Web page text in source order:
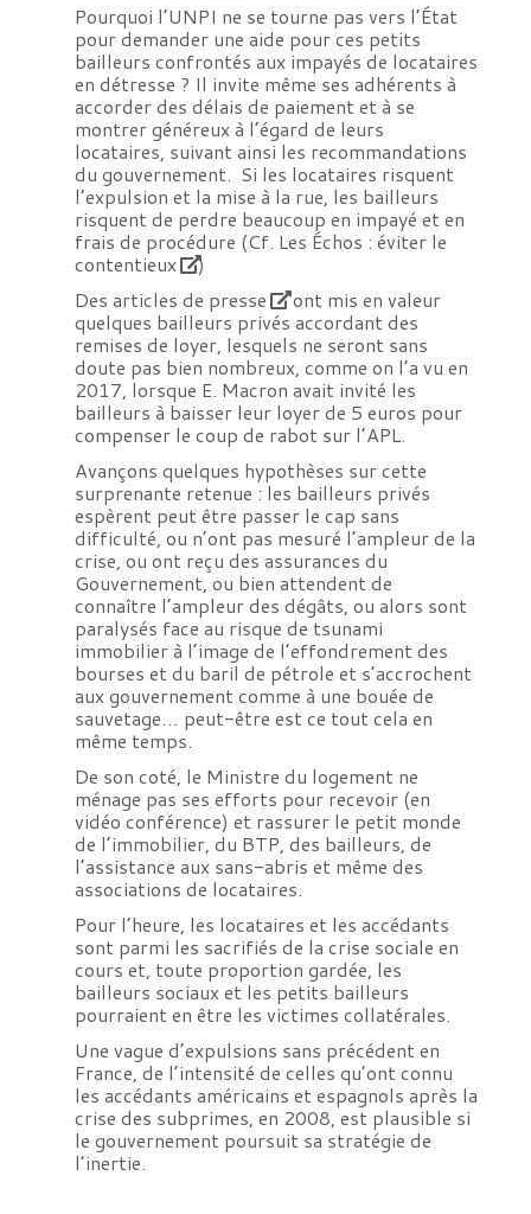
Pourquoi l’UNPI ne se tourne pas vers l’État
pour demander une aide pour ces petits
bailleurs confrontés aux impayés de locataires
en détresse ? Il invite même ses adhérents à
accorder des délais de paiement et à se
montrer généreux à l’égard de leurs
locataires, suivant ainsi les recommandations
du gouvernement. Si les locataires risquent
l’expulsion et la mise à la rue, les bailleurs
risquent de perdre beaucoup en impayé et en
frais de procédure (Cf. Les Échos : éviter le
contentieux
)
Des articles de presse
ont mis en valeur
quelques bailleurs privés accordant des
remises de loyer, lesquels ne seront sans
doute pas bien nombreux, comme on l’a vu en
2017, lorsque E. Macron avait invité les
bailleurs à baisser leur loyer de 5 euros pour
compenser le coup de rabot sur l’APL.
Avançons quelques hypothèses sur cette
surprenante retenue : les bailleurs privés
espèrent peut être passer le cap sans
difficulté, ou n’ont pas mesuré l’ampleur de la
crise, ou ont reçu des assurances du
Gouvernement, ou bien attendent de
connaître l’ampleur des dégâts, ou alors sont
paralysés face au risque de tsunami
immobilier à l’image de l’effondrement des
bourses et du baril de pétrole et s’accrochent
aux gouvernement comme à une bouée de
sauvetage… peut-être est ce tout cela en
même temps.
De son coté, le Ministre du logement ne
ménage pas ses efforts pour recevoir (en
vidéo conférence) et rassurer le petit monde
de l’immobilier, du BTP, des bailleurs, de
l’assistance aux sans-abris et même des
associations de locataires.
Pour l’heure, les locataires et les accédants
sont parmi les sacrifiés de la crise sociale en
cours et, toute proportion gardée, les
bailleurs sociaux et les petits bailleurs
pourraient en être les victimes collatérales.
Une vague d’expulsions sans précédent en
France, de l’intensité de celles qu’ont connu
les accédants américains et espagnols après la
crise des subprimes, en 2008, est plausible si
le gouvernement poursuit sa stratégie de
l’inertie.